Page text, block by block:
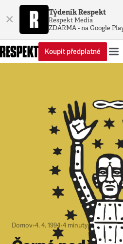
× Týdeník Respekt
Respekt Media
ZDARMA - na Google
Koupit předplatné
Domov•4. 4. 1994•4 minuty